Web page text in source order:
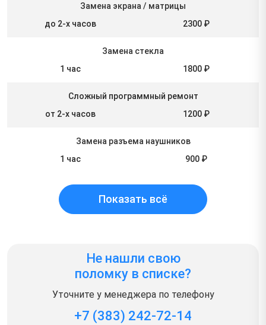
Замена экрана / матрицы
до 2-х часов
2300 ₽
Замена стекла
1 час
1800 ₽
Сложный программный ремонт
от 2-х часов
1200 ₽
Замена разъема наушников
1 час
900 ₽
Показать всё
Не нашли свою
поломку в списке?
Уточните у менеджера по телефону
+7 (383) 242-72-14